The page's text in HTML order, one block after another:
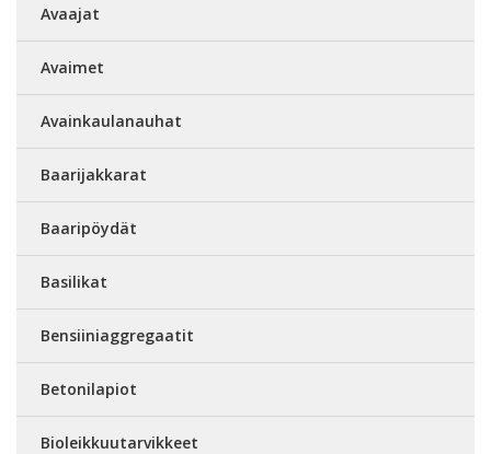
Avaajat
Avaimet
Avainkaulanauhat
Baarijakkarat
Baaripöydät
Basilikat
Bensiiniaggregaatit
Betonilapiot
Bioleikkuutarvikkeet